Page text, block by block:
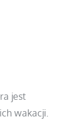
jest
wakacji.